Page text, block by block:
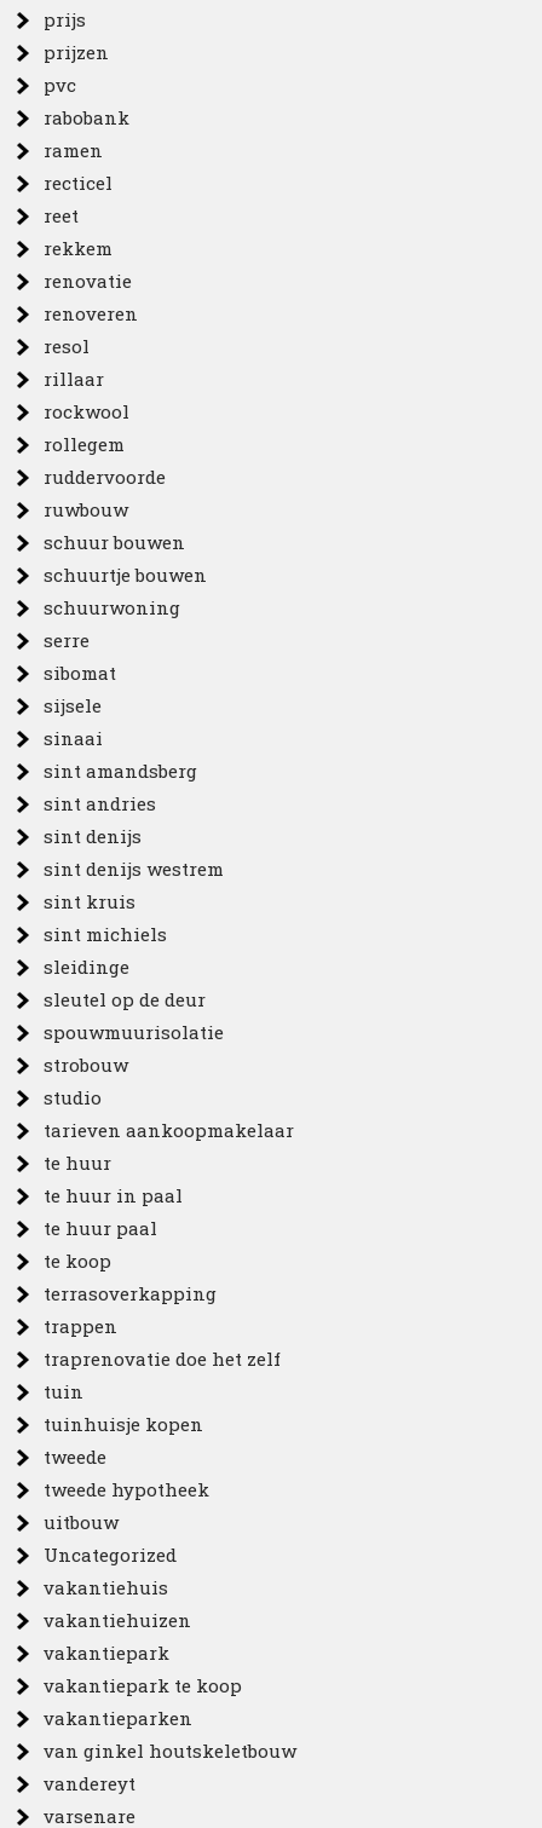
prijs
prijzen
pvc
rabobank
ramen
recticel
reet
rekkem
renovatie
renoveren
resol
rillaar
rockwool
rollegem
ruddervoorde
ruwbouw
schuur bouwen
schuurtje bouwen
schuurwoning
serre
sibomat
sijsele
sinaai
sint amandsberg
sint andries
sint denijs
sint denijs westrem
sint kruis
sint michiels
sleidinge
sleutel op de deur
spouwmuurisolatie
strobouw
studio
tarieven aankoopmakelaar
te huur
te huur in paal
te huur paal
te koop
terrasoverkapping
trappen
traprenovatie doe het zelf
tuin
tuinhuisje kopen
tweede
tweede hypotheek
uitbouw
Uncategorized
vakantiehuis
vakantiehuizen
vakantiepark
vakantiepark te koop
vakantieparken
van ginkel houtskeletbouw
vandereyt
varsenare